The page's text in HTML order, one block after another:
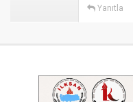
Yanıtla